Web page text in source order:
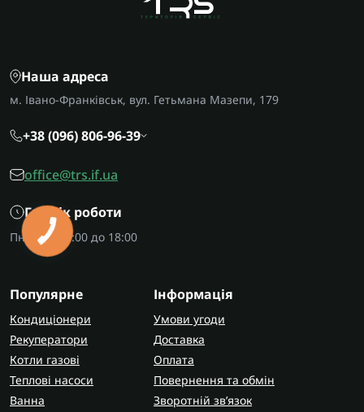
Наша адреса
м. Івано-Франківськ, вул. Гетьмана Мазепи, 179
+38 (096) 806-96-39
office@trs.if.ua
Графік роботи
Пн-Пт: з 09:00 до 18:00
Популярне
Кондиціонери
Рекуператори
Котли газові
Теплові насоси
Ванна
Інформація
Умови угоди
Доставка
Оплата
Повернення та обмін
Зворотній зв’язок